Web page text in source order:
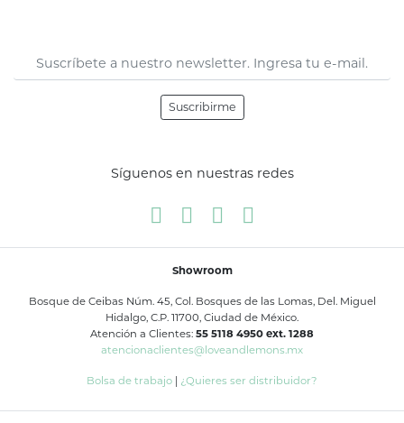
Suscribirme
Síguenos en nuestras redes
Showroom
Bosque de Ceibas Núm. 45, Col. Bosques de las Lomas, Del. Miguel
Hidalgo, C.P. 11700, Ciudad de México.
Atención a Clientes: 55 5118 4950 ext. 1288
atencionaclientes@loveandlemons.mx
Bolsa de trabajo ¿Quieres ser distribuidor?